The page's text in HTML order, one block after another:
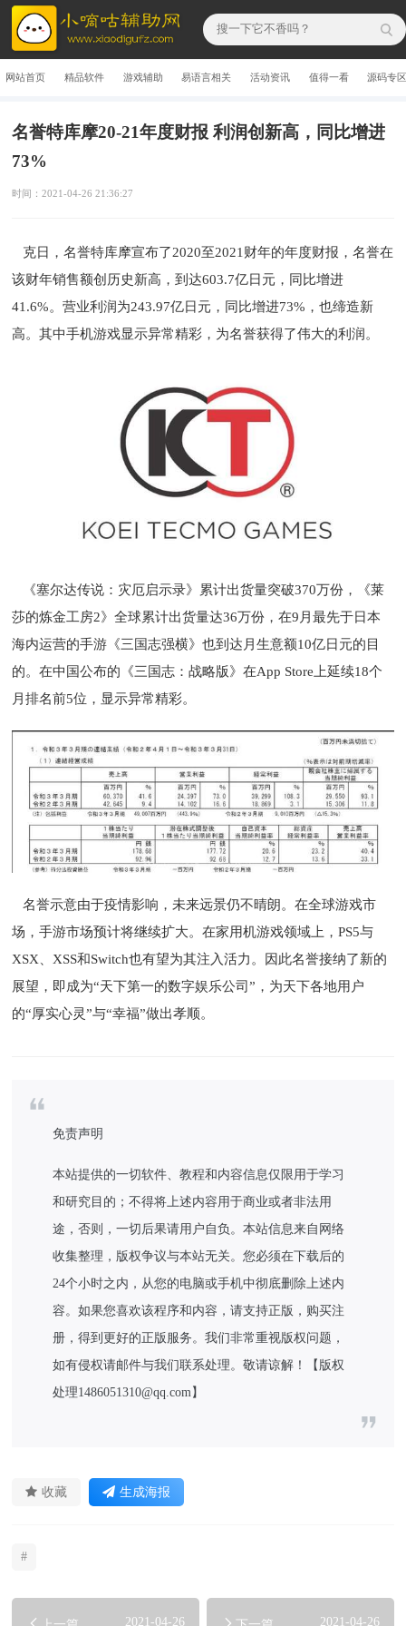
网站首页 精品软件 游戏辅助 易语言相关 活动资讯 值得一看 源码专
名誉特库摩20-21年度财报 利润创新高，同比增进
73%
时间：2021-04-26 21:36:27
克日，名誉特库摩宣布了2020至2021财年的年度财报，名誉在
该财年销售额创历史新高，到达603.7亿日元，同比增进
41.6%。营业利润为243.97亿日元，同比增进73%，也缔造新
高。其中手机游戏显示异常精彩，为名誉获得了伟大的利润。
《塞尔达传说：灾厄启示录》累计出货量突破370万份，《莱
莎的炼金工房2》全球累计出货量达36万份，在9月最先于日本
海内运营的手游《三国志强横》也到达月生意额10亿日元的目
的。在中国公布的《三国志：战略版》在App Store上延续18个
月排名前5位，显示异常精彩。
名誉示意由于疫情影响，未来远景仍不晴朗。在全球游戏市
场，手游市场预计将继续扩大。在家用机游戏领域上，PS5与
XSX、XSS和Switch也有望为其注入活力。因此名誉接纳了新的
展望，即成为“天下第一的数字娱乐公司”，为天下各地用户
的“厚实心灵”与“幸福”做出孝顺。
免责声明
本站提供的一切软件、教程和内容信息仅限用于学习
和研究目的；不得将上述内容用于商业或者非法用
途，否则，一切后果请用户自负。本站信息来自网络
收集整理，版权争议与本站无关。您必须在下载后的
24个小时之内，从您的电脑或手机中彻底删除上述内
容。如果您喜欢该程序和内容，请支持正版，购买注
册，得到更好的正版服务。我们非常重视版权问题，
如有侵权请邮件与我们联系处理。敬请谅解！【版权
处理1486051310@qq.com】
收藏 生成海报
#
2021-04-26 2021-04-26